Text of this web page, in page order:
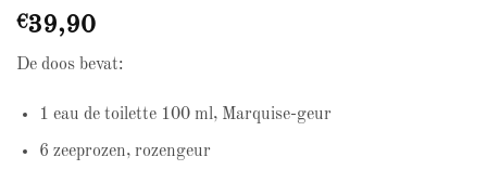
€39,90
De doos bevat:
1 eau de toilette 100 ml, Marquise-geur
6 zeeprozen, rozengeur